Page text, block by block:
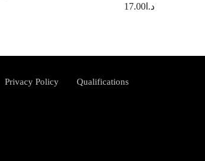
د.ا17.00
Privacy Policy Qualifications